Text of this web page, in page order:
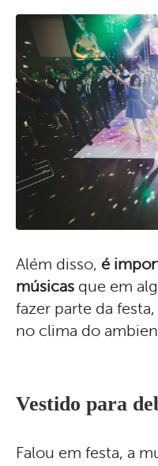
Além disso, é
músicas que em
fazer parte da
no clima do
Vestido para
Falou em festa, a